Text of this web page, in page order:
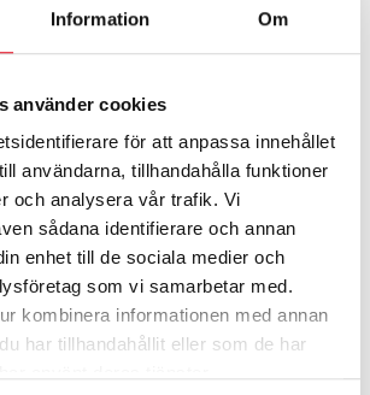
Information Om
använder cookies
för att anpassa innehållet
användarna, tillhandahålla funktioner
och analysera vår trafik. Vi
sådana identifierare och annan
enhet till de sociala medier och
som vi samarbetar med.
kombinera informationen med annan
har tillhandahållit eller som de har
2 304krexkl. moms